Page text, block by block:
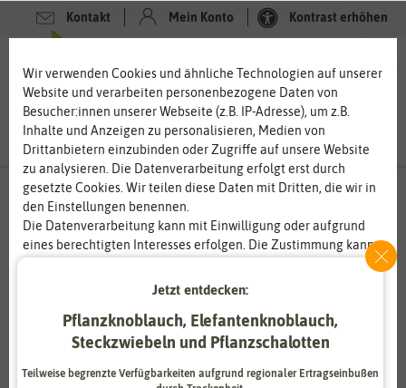
Kontakt Mein Konto Kontrast erhöhen
Keimsprossen- Brokkolisprossen
Keimsprossen Brokkoli – leckere Sprossen vom grünen
Kohl
Keimsprossen. Durch die enthaltenen Senföle gelten sie als
besonders gesund und sollen sogar für die Krebstherapie von
Vorteil sein. Die Keimsprossen des Brokkolis lassen sich leicht
anziehen. Bereits nach wenigen Tagen können Sie das leckere
Grün verzehren, wenn die Anzuchtbedingungen stimmen.
Filter
Wir verwenden Cookies und ähnliche Technologien auf unserer
Website und verarbeiten personenbezogene Daten von
Besucher:innen unserer Webseite (z.B. IP-Adresse), um z.B.
Inhalte und Anzeigen zu personalisieren, Medien von
Drittanbietern einzubinden oder Zugriffe auf unsere Website
zu analysieren. Die Datenverarbeitung erfolgt erst durch
gesetzte Cookies. Wir teilen diese Daten mit Dritten, die wir in
den Einstellungen benennen.
Die Datenverarbeitung kann mit Einwilligung oder aufgrund
eines berechtigten Interesses erfolgen. Die Zustimmung kann
einzuwilligen und die Einwilligung zu einem späteren
Informationen zur Verwendung personenbezogener Daten und
den Diensten erklären wir in unsererDaten­schutz­erklärung
Essenziell Statistik
Jetzt entdecken:
Pflanzknoblauch, Elefantenknoblauch,
Steckzwiebeln und Pflanzschalotten
Teilweise begrenzte Verfügbarkeiten aufgrund regionaler Ertragseinbußen